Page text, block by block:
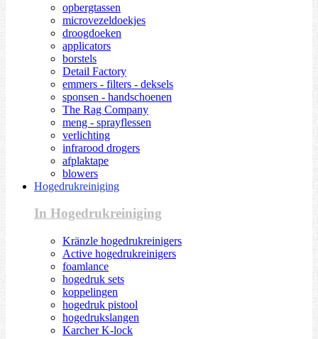
opbergtassen
microvezeldoekjes
droogdoeken
applicators
borstels
Detail Factory
emmers - filters - deksels
sponsen - handschoenen
The Rag Company
meng - sprayflessen
verlichting
infrarood drogers
afplaktape
blowers
Hogedrukreiniging
In Hogedrukreiniging
Kränzle hogedrukreinigers
Active hogedrukreinigers
foamlance
hogedruk sets
koppelingen
hogedruk pistool
hogedrukslangen
Karcher K-lock